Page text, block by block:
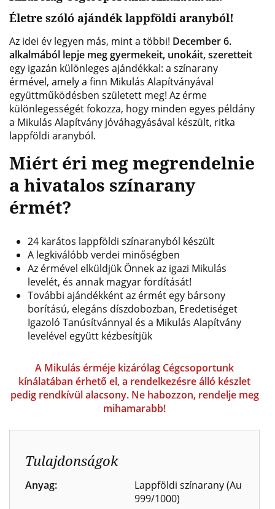
Életre szóló ajándék lappföldi aranyból!
Az idei év legyen más, mint a többi! December 6.
alkalmából lepje meg gyermekeit, unokáit, szeretteit
egy igazán különleges ajándékkal: a színarany
érmével, amely a finn Mikulás Alapítványával
együttműködésben született meg! Az érme
különlegességét fokozza, hogy minden egyes példány
a Mikulás Alapítvány jóváhagyásával készült, ritka
lappföldi aranyból.
Miért éri meg megrendelnie
a hivatalos színarany
érmét?
24 karátos lappföldi színaranyból készült
A legkiválóbb verdei minőségben
Az érmével elküldjük Önnek az igazi Mikulás
levelét, és annak magyar fordítását!
További ajándékként az érmét egy bársony
borítású, elegáns díszdobozban, Eredetiséget
Igazoló Tanúsítvánnyal és a Mikulás Alapítvány
levelével együtt kézbesítjük
A Mikulás érméje kizárólag Cégcsoportunk
kínálatában érhető el, a rendelkezésre álló készlet
pedig rendkívül alacsony. Ne habozzon, rendelje meg
mihamarabb!
Tulajdonságok
Anyag:
Lappföldi színarany (Au
999/1000)